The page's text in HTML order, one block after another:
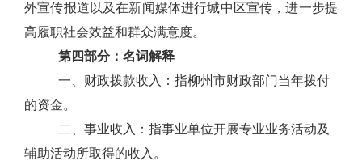
外宣传报道以及在新闻媒体进行城中区宣传，进一步提
高履职社会效益和群众满意度。
第四部分：名词解释
一、财政拨款收入：指柳州市财政部门当年拨付
的资金。
二、事业收入：指事业单位开展专业业务活动及
辅助活动所取得的收入。